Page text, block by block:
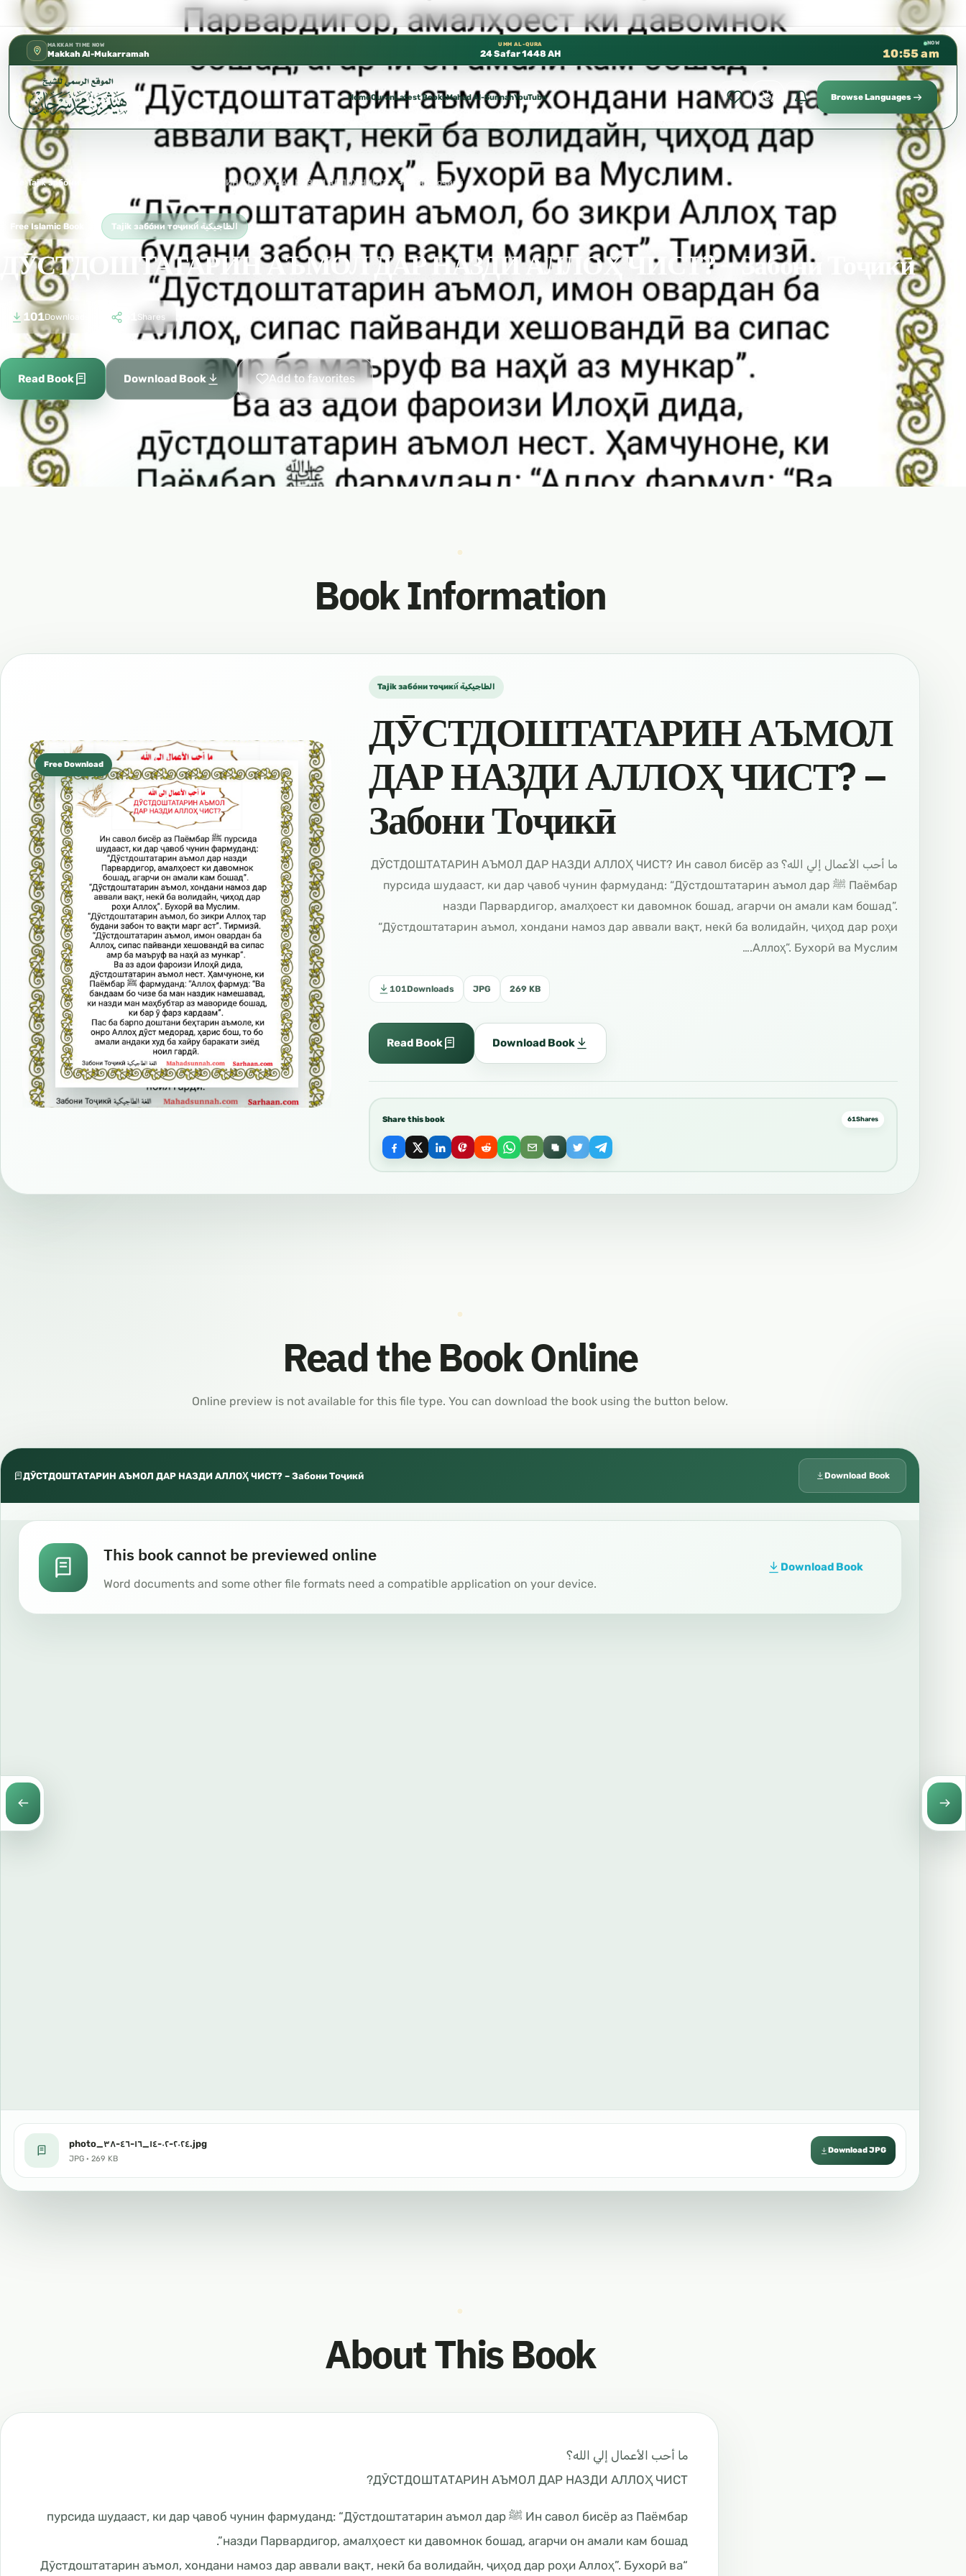
كتب الشيخ هيثم سرحان حفظه الله متوفرة مجانًا في كتب الشيخ هيثم سرحان حفظه الله متوفرة مجانًا في المسجد النبوي، 📍 باب ٣٧ (باب مكة) – الطابق الثالث 📍 إدارة الشؤون العلمية بالحسبة 📚 متوفرة بجميع اللغات
MAKKAH TIME NOW
Makkah Al-Mukarramah
UMM AL-QURA
24 Safar 1448 AH
NOW
10:55 am
HomeQuranLatest BooksMahad Al-SunnahYouTube Browse Languages
ДӮСТДОШТАТАРИН АЪМОЛ ДАР НАЗДИ АЛЛОҲ ЧИСТ? – Забони Тоҷикӣ
Free Islamic Book Tajik забо́ни тоҷикӣ́ الطاجيكية
ДӮСТДОШТАТАРИН АЪМОЛ ДАР НАЗДИ АЛЛОҲ ЧИСТ? – Забони Тоҷикӣ
101Downloads Shares
Read Book Download Book Add to favorites
Book Information
Free Download
Tajik забо́ни тоҷикӣ́ الطاجيكية
ДӮСТДОШТАТАРИН АЪМОЛ
ДАР НАЗДИ АЛЛОҲ ЧИСТ? –
Забони Тоҷикӣ
ما أحب الأعمال إلي الله؟ ДӮСТДОШТАТАРИН АЪМОЛ ДАР НАЗДИ АЛЛОҲ ЧИСТ? Ин савол бисёр аз
Паёмбар ﷺ пурсида шудааст, ки дар ҷавоб чунин фармуданд: “Дӯстдоштатарин аъмол дар
назди Парвардигор, амалҳоест ки давомнок бошад, агарчи он амали кам бошад”.
“Дӯстдоштатарин аъмол, хондани намоз дар аввали вақт, некӣ ба волидайн, ҷиҳод дар роҳи
Аллоҳ”. Бухорӣ ва Муслим.…
101Downloads JPG 269 KB
Read Book Download Book
Share this book 61Shares
Read the Book Online
Online preview is not available for this file type. You can download the book using the button below.
ДӮСТДОШТАТАРИН АЪМОЛ ДАР НАЗДИ АЛЛОҲ ЧИСТ? – Забони Тоҷикӣ Download Book
This book cannot be previewed online
Word documents and some other file formats need a compatible application on your device.
Download Book
photo_٢٠٢٤-٠٢-١٤_١٦-٤٦-٣٨.jpg
JPG · 269 KB
Download JPG
About This Book
ما أحب الأعمال إلي الله؟
ДӮСТДОШТАТАРИН АЪМОЛ ДАР НАЗДИ АЛЛОҲ ЧИСТ?
Ин савол бисёр аз Паёмбар ﷺ пурсида шудааст, ки дар ҷавоб чунин фармуданд: “Дӯстдоштатарин аъмол дар
назди Парвардигор, амалҳоест ки давомнок бошад, агарчи он амали кам бошад”.
“Дӯстдоштатарин аъмол, хондани намоз дар аввали вақт, некӣ ба волидайн, ҷиҳод дар роҳи Аллоҳ”. Бухорӣ ва